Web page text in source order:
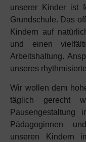
unserer Kinder ist
Grundschule. Das
Kindern auf
und einen
Arbeitshaltung.
unseres
Wir wollen dem
täglich gerecht
Pädagoginnen
unseren Kindern